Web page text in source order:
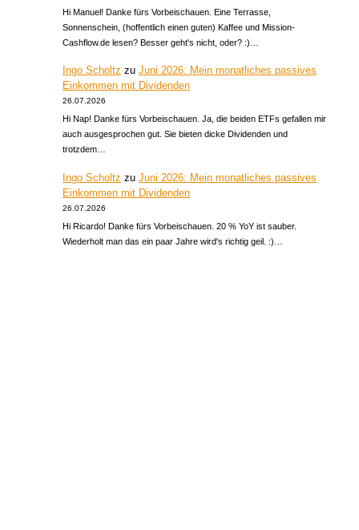
Hi Manuel! Danke fürs Vorbeischauen. Eine Terrasse,
Sonnenschein, (hoffentlich einen guten) Kaffee und Mission-
Cashflow.de lesen? Besser geht's nicht, oder? :)…
Ingo Scholtz zu Juni 2026: Mein monatliches passives
Einkommen mit Dividenden
26.07.2026
Hi Nap! Danke fürs Vorbeischauen. Ja, die beiden ETFs gefallen mir
auch ausgesprochen gut. Sie bieten dicke Dividenden und
trotzdem…
Ingo Scholtz zu Juni 2026: Mein monatliches passives
Einkommen mit Dividenden
26.07.2026
Hi Ricardo! Danke fürs Vorbeischauen. 20 % YoY ist sauber.
Wiederholt man das ein paar Jahre wird's richtig geil. :)…